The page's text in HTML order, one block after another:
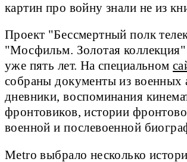
картин про войну знали не из
Проект "Бессмертный полк
"Мосфильм. Золотая коллекция"
уже пять лет. На специальном
собраны документы из военных
дневники, воспоминания
фронтовиков, истории
военной и послевоенной
Metro выбрало несколько